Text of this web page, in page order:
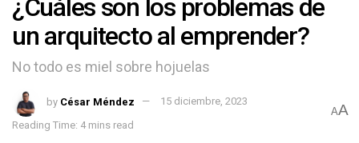
¿Cuáles son los problemas de
un arquitecto al emprender?
No todo es miel sobre hojuelas
by César Méndez
15 diciembre, 2023
Reading Time: 4 mins read
AA